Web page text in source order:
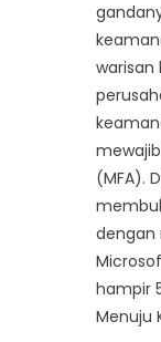
warisan
(MFA).
dengan
hampir
Menuju